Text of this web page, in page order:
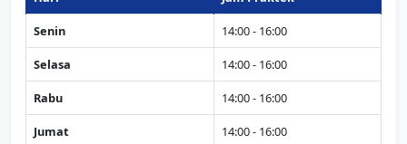
Senin 14:00 - 16:00
Selasa 14:00 - 16:00
Rabu 14:00 - 16:00
Jumat 14:00 - 16:00